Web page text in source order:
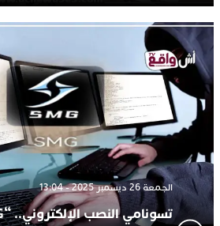
الجمعة 26 ديسمبر 2025 - 13:04